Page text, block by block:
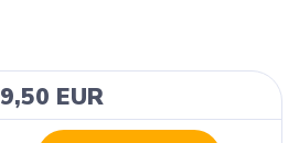
9,50 EUR